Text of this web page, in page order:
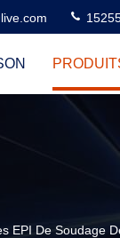
EPI De Soudage